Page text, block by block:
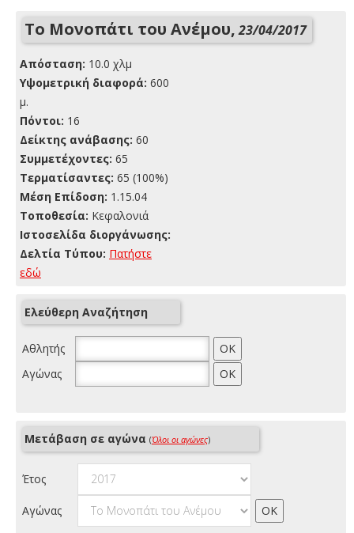
Το Μονοπάτι του Ανέμου,23/04/2017
Απόσταση: 10.0 χλμ
Yψομετρική διαφορά: 600
μ.
Πόντοι: 16
Δείκτης ανάβασης: 60
Συμμετέχοντες: 65
Τερματίσαντες: 65 (100%)
Μέση Επίδοση: 1.15.04
Τοποθεσία: Κεφαλονιά
Ιστοσελίδα διοργάνωσης:
Δελτία Τύπου: Πατήστε
εδώ
Ελεύθερη Αναζήτηση
Αθλητής
Αγώνας
Μετάβαση σε αγώνα (Όλοι οι αγώνες)
Έτος
Αγώνας